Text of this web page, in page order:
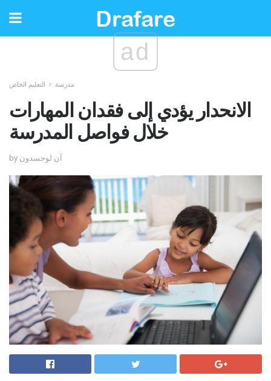
ad
مدرسة التعليم الخاص
الانحدار يؤدي إلى فقدان المهارات
خلال فواصل المدرسة
by آن لوجسدون